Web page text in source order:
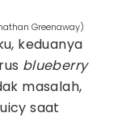
Greenaway)
keduanya
blueberry
masalah,
saat